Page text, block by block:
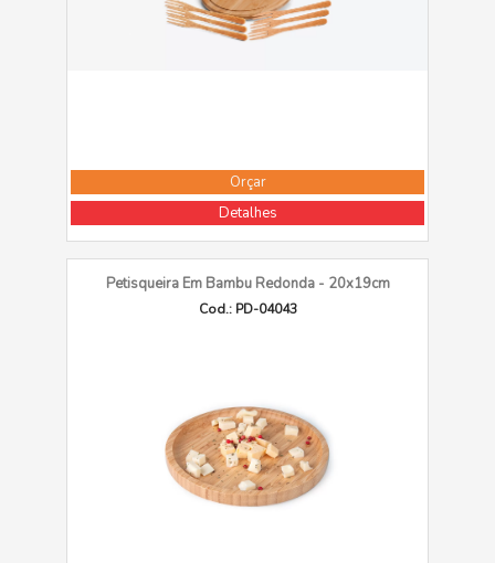
Orçar
Detalhes
Petisqueira Em Bambu Redonda - 20x19cm
Cod.: PD-04043